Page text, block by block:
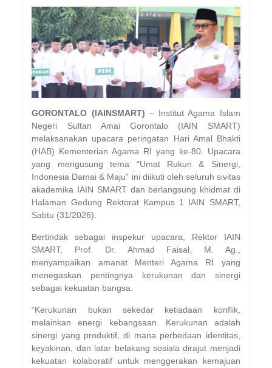
GORONTALO (IAINSMART) – Institut Agama Islam
Negeri Sultan Amai Gorontalo (IAIN SMART)
melaksanakan upacara peringatan Hari Amal Bhakti
(HAB) Kementerian Agama RI yang ke-80. Upacara
yang mengusung tema “Umat Rukun & Sinergi,
Indonesia Damai & Maju” ini diikuti oleh seluruh sivitas
akademika IAIN SMART dan berlangsung khidmat di
Halaman Gedung Rektorat Kampus 1 IAIN SMART,
Sabtu (31/2026).
Bertindak sebagai inspekur upacara, Rektor IAIN
SMART, Prof. Dr. Ahmad Faisal, M. Ag.,
menyampaikan amanat Menteri Agama RI yang
menegaskan pentingnya kerukunan dan sinergi
sebagai kekuatan bangsa.
“Kerukunan bukan sekedar ketiadaan konflik,
melainkan energi kebangsaan. Kerukunan adalah
sinergi yang produktif, di mana perbedaan identitas,
keyakinan, dan latar belakang sosiala dirajut menjadi
kekuatan kolaboratif untuk menggerakan kemajuan